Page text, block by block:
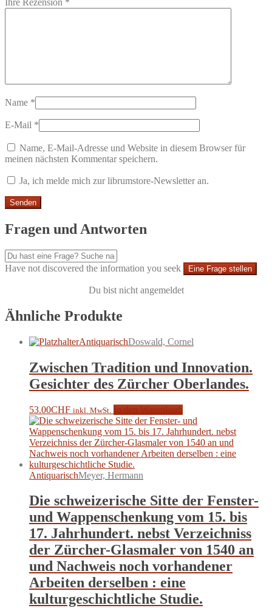
Ihre Rezension *
Name *
E-Mail *
Name, E-Mail-Adresse und Website in diesem Browser für
meinen nächsten Kommentar speichern.
Ja, ich melde mich zur librumstore-Newsletter an.
Fragen und Antworten
Have not discovered the information you seek Eine Frage stellen
Du bist nicht angemeldet
Ähnliche Produkte
AntiquarischDoswald, Cornel
Zwischen Tradition und Innovation.
Gesichter des Zürcher Oberlandes.
53.00CHF inkl. MwSt.
AntiquarischMeyer, Hermann
Die schweizerische Sitte der Fenster-
und Wappenschenkung vom 15. bis
17. Jahrhundert. nebst Verzeichniss
der Zürcher-Glasmaler von 1540 an
und Nachweis noch vorhandener
Arbeiten derselben : eine
kulturgeschichtliche Studie.